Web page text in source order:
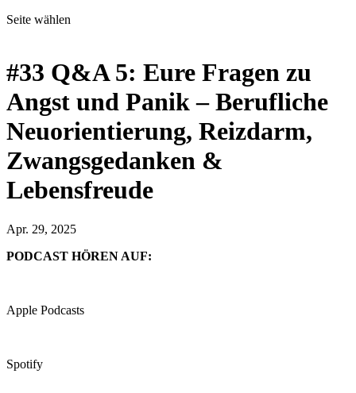
Seite wählen
#33 Q&A 5: Eure Fragen zu
Angst und Panik – Berufliche
Neuorientierung, Reizdarm,
Zwangsgedanken &
Lebensfreude
Apr. 29, 2025
PODCAST HÖREN AUF:
Apple Podcasts
Spotify